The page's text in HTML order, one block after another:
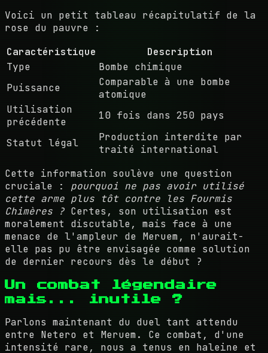
Voici un petit tableau récapitulatif de la
rose du pauvre :
Caractéristique
Description
Type
Bombe chimique
Puissance
Comparable à une bombe
atomique
Utilisation
précédente
10 fois dans 250 pays
Statut légal
Production interdite par
traité international
Cette information soulève une question
cruciale : pourquoi ne pas avoir utilisé
cette arme plus tôt contre les Fourmis
Chimères ? Certes, son utilisation est
moralement discutable, mais face à une
menace de l'ampleur de Meruem, n'aurait-
elle pas pu être envisagée comme solution
de dernier recours dès le début ?
Un combat légendaire
mais... inutile ?
Parlons maintenant du duel tant attendu
entre Netero et Meruem. Ce combat, d'une
intensité rare, nous a tenus en haleine et